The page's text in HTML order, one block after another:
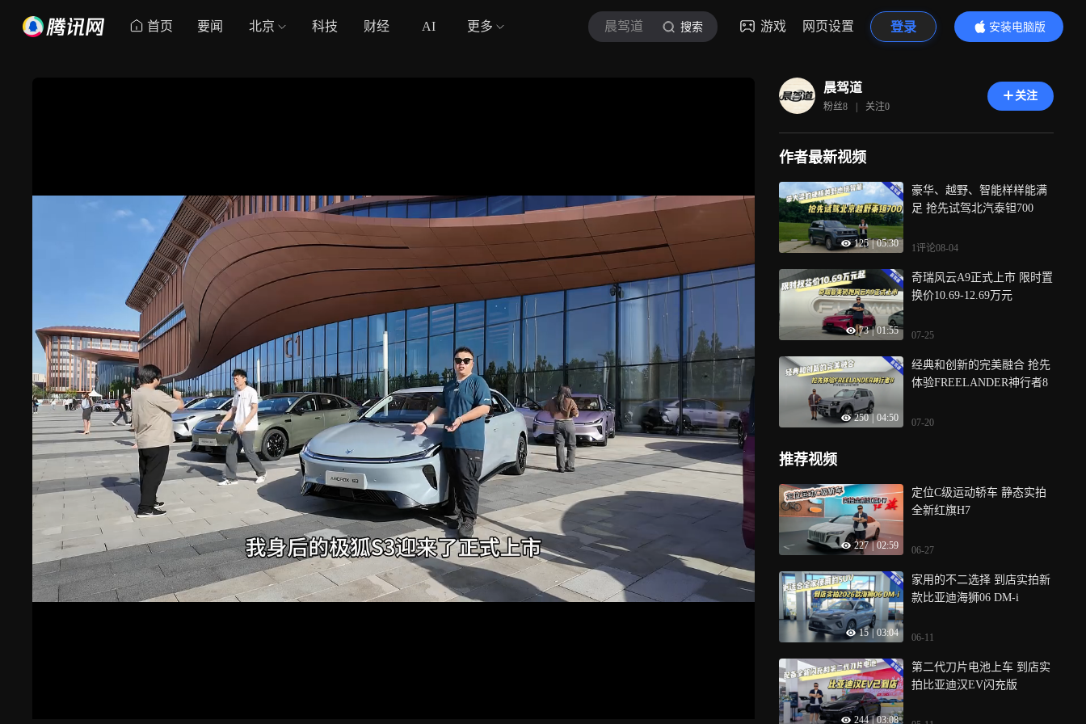
首页 要闻 北京 科技 财经 AI 更多 晨驾道 搜索 游戏 网页设置 登录
安装电脑版
内容更精彩
晨驾道
粉丝8 | 关注0
关注
作者最新视频
125 | 05:30
豪华、越野、智能样样能满
足 抢先试驾北汽泰钽700
1评论08-04
73 | 01:55
奇瑞风云A9正式上市 限时置
换价10.69-12.69万元
07-25
250 04:50
经典和创新的完美融合 抢先
体验FREELANDER神行者8
07-20
推荐视频
227 | 02:59
定位C级运动轿车 静态实拍
全新红旗H7
06-27
15 | 03:04
家用的不二选择 到店实拍新
款比亚迪海狮06 DM-i
06-11
244 | 03:08
第二代刀片电池上车 到店实
拍比亚迪汉EV闪充版